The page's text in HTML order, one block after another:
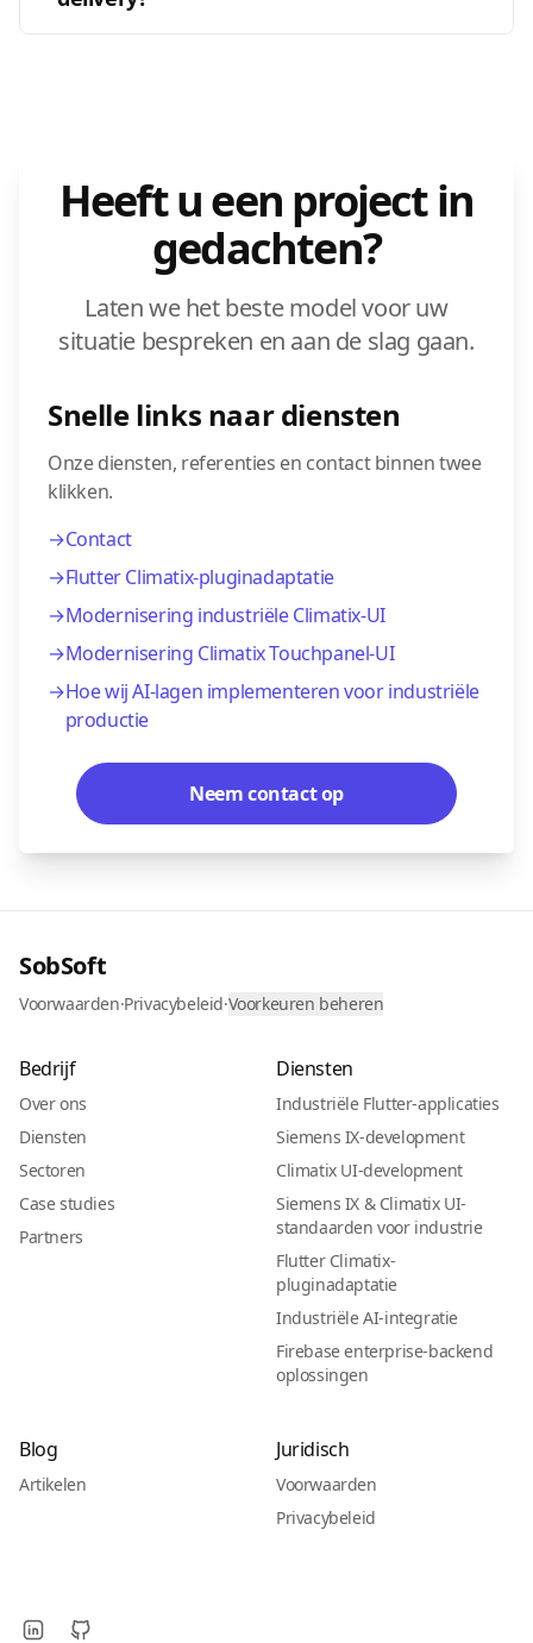
Heeft u een project in
gedachten?
Laten we het beste model voor uw
situatie bespreken en aan de slag gaan.
Snelle links naar diensten
Onze diensten, referenties en contact binnen twee
klikken.
→Contact
→Flutter Climatix-pluginadaptatie
→Modernisering industriële Climatix-UI
→Modernisering Climatix Touchpanel-UI
→Hoe wij AI-lagen implementeren voor industriële
productie
Neem contact op
SobSoft
Voorwaarden·Privacybeleid·Voorkeuren beheren
Bedrijf
Over ons
Diensten
Sectoren
Case studies
Partners
Diensten
Industriële Flutter-applicaties
Siemens IX-development
Climatix UI-development
Siemens IX & Climatix UI-
standaarden voor industrie
Flutter Climatix-
pluginadaptatie
Industriële AI-integratie
Firebase enterprise-backend
oplossingen
Blog
Artikelen
Juridisch
Voorwaarden
Privacybeleid